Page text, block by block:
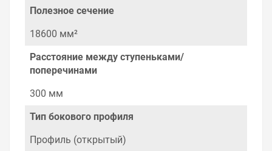
является офертой, наличие и стоимость оборудования
удовольствием помогут Вам в выборе оборудования и
Производитель оставляет за собой право изменять
внешний вид, технические характеристики и
комплектацию без уведомления.
Цена на Лестничный лоток 80х300 плюс, L 3000 , у нас
всегда одни из лучших. Сравните с прайсом в других
магазинах, и вы поймете, что у нас оптимальное
соотношение цены, качества и ассортимента.
Полезное сечение
18600 мм²
Расстояние между ступеньками/
поперечинами
300 мм
Тип бокового профиля
Профиль (открытый)